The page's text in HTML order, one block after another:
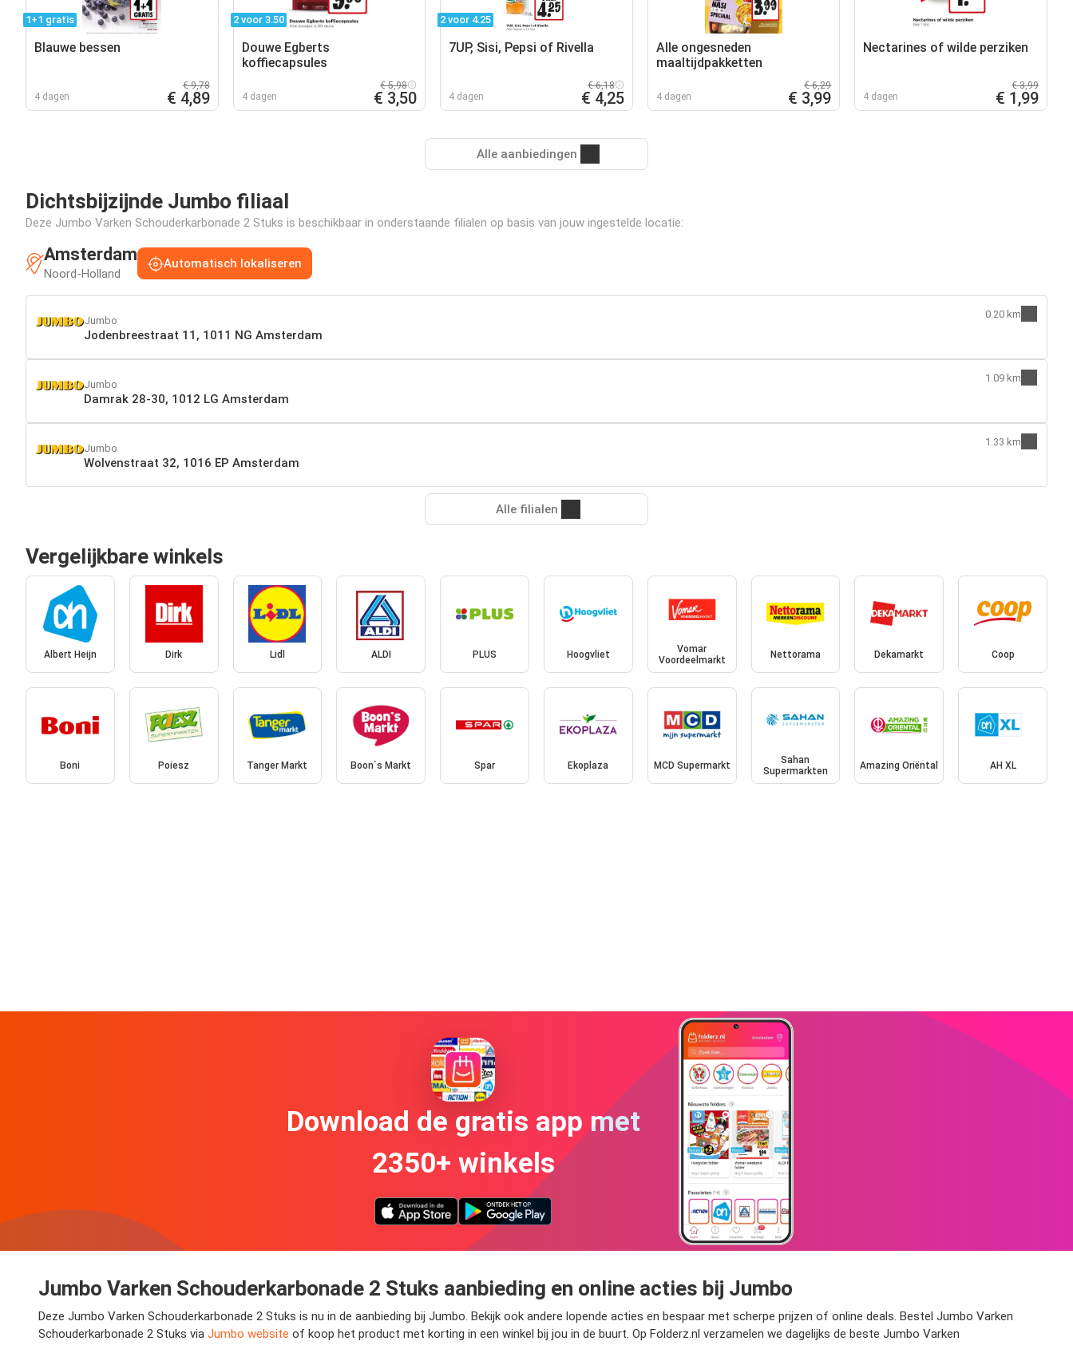
1+1 gratis
Blauwe bessen
4 dagen
€ 9,78
€ 4,89
2 voor 3.50
Douwe Egberts
koffiecapsules
4 dagen
€ 5,98
€ 3,50
2 voor 4.25
7UP, Sisi, Pepsi of Rivella
4 dagen
€ 6,18
€ 4,25
Alle ongesneden
maaltijdpakketten
4 dagen
€ 6,29
€ 3,99
Nectarines of wilde perziken
4 dagen
€ 3,99
€ 1,99
Alle aanbiedingen
Dichtsbijzijnde Jumbo filiaal
Deze Jumbo Varken Schouderkarbonade 2 Stuks is beschikbaar in onderstaande filialen op basis van jouw ingestelde locatie:
Amsterdam
Noord-Holland
Automatisch lokaliseren
Jumbo
Jodenbreestraat 11, 1011 NG Amsterdam
0.20 km
Jumbo
Damrak 28-30, 1012 LG Amsterdam
1.09 km
Jumbo
Wolvenstraat 32, 1016 EP Amsterdam
1.33 km
Alle filialen
Vergelijkbare winkels
Albert Heijn Dirk Lidl ALDI PLUS Hoogvliet
Vomar
Voordeelmarkt
Nettorama Dekamarkt Coop
Boni Poiesz Tanger Markt Boon`s Markt Spar Ekoplaza MCD Supermarkt
Sahan
Supermarkten
Amazing Oriëntal AH XL
Download de gratis app met
2350+ winkels
Jumbo Varken Schouderkarbonade 2 Stuks aanbieding en online acties bij Jumbo
Deze Jumbo Varken Schouderkarbonade 2 Stuks is nu in de aanbieding bij Jumbo. Bekijk ook andere lopende acties en bespaar met scherpe prijzen of online deals. Bestel Jumbo Varken
Schouderkarbonade 2 Stuks via Jumbo website of koop het product met korting in een winkel bij jou in de buurt. Op Folderz.nl verzamelen we dagelijks de beste Jumbo Varken